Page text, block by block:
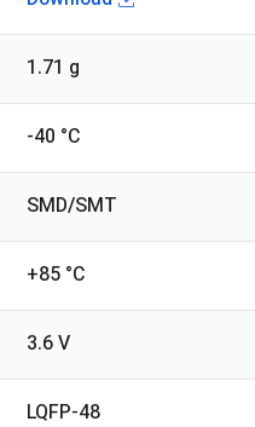
1.71 g
-40 °C
SMD/SMT
+85 °C
3.6 V
LQFP-48